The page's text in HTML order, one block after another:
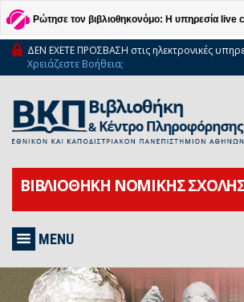
Ρώτησε τον βιβλιοθηκονόμο: Η υπηρεσία live
ΔΕΝ ΕΧΕΤΕ ΠΡΟΣΒΑΣΗ στις ηλεκτρονικές
Χρειάζεστε Βοήθεια;
ΒΙΒΛΙΟΘΗΚΗ ΝΟΜΙΚΗΣ
MENU